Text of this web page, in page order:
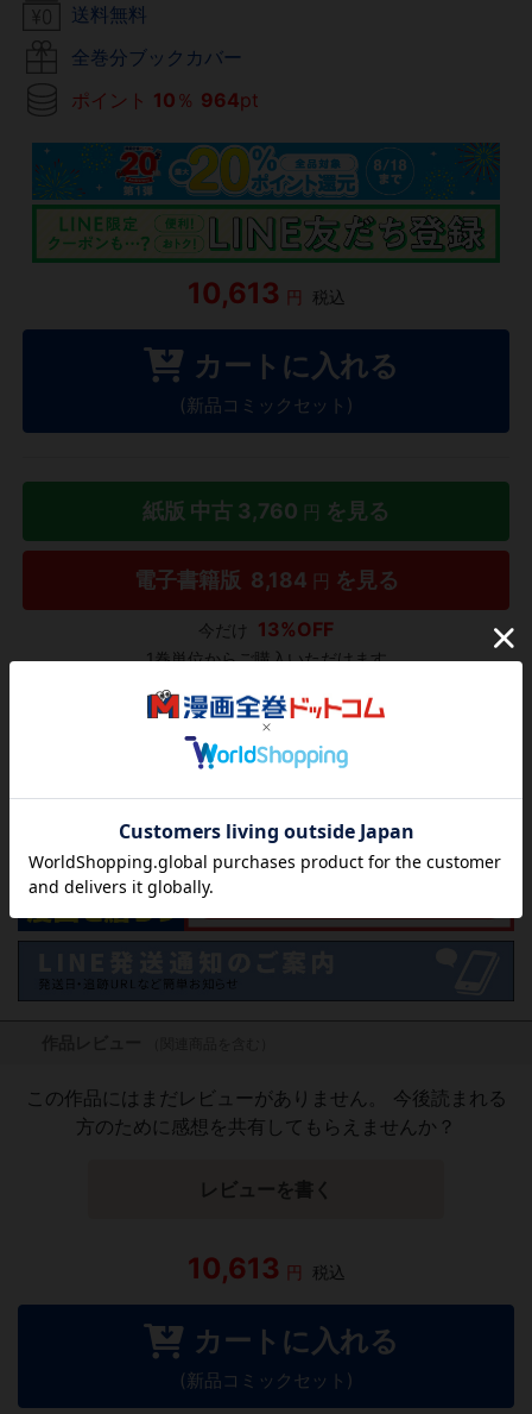
送料無料
全巻分ブックカバー
ポイント 10 ％ 964pt
10,613 円 税込
カートに入れる
(新品コミックセット)
紙版 中古 3,760 円 を見る
電子書籍版 8,184 円 を見る
今だけ 13%OFF
1巻単位からご購入いただけます
タダ読み
気になる商品を登録
この作品にはまだレビューがありません。 今後読まれる
方のために感想を共有してもらえませんか？
レビューを書く
10,613 円 税込
カートに入れる
(新品コミックセット)